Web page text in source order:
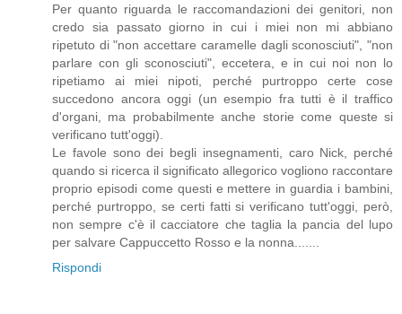
Per quanto riguarda le raccomandazioni dei genitori, non
credo sia passato giorno in cui i miei non mi abbiano
ripetuto di "non accettare caramelle dagli sconosciuti", "non
parlare con gli sconosciuti", eccetera, e in cui noi non lo
ripetiamo ai miei nipoti, perché purtroppo certe cose
succedono ancora oggi (un esempio fra tutti è il traffico
d'organi, ma probabilmente anche storie come queste si
verificano tutt'oggi).
Le favole sono dei begli insegnamenti, caro Nick, perché
quando si ricerca il significato allegorico vogliono raccontare
proprio episodi come questi e mettere in guardia i bambini,
perché purtroppo, se certi fatti si verificano tutt'oggi, però,
non sempre c'è il cacciatore che taglia la pancia del lupo
per salvare Cappuccetto Rosso e la nonna.......
Rispondi